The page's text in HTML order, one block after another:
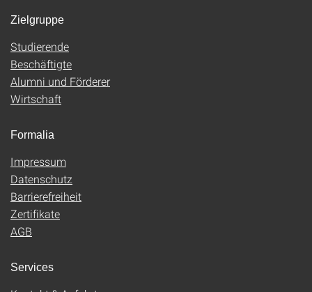
Zielgruppe
Studierende
Beschäftigte
Alumni und Förderer
Wirtschaft
Formalia
Impressum
Datenschutz
Barrierefreiheit
Zertifikate
AGB
Services